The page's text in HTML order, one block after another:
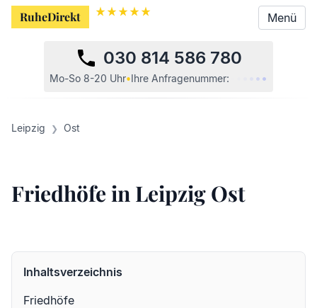
RuheDirekt Menü
030 814 586 780
Mo-So 8-20 Uhr•Ihre Anfragenummer: • •
Leipzig Ost
Friedhöfe in Leipzig Ost
Inhaltsverzeichnis
Friedhöfe